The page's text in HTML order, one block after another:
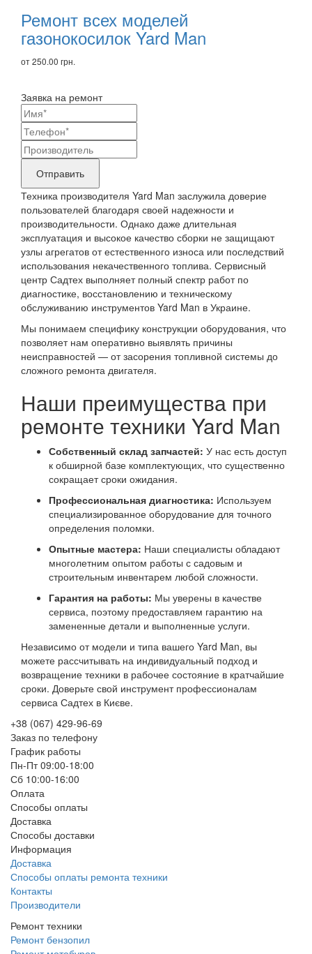
товары
Ремонт всех моделей
газонокосилок Yard Man
от 250.00 грн.
Заявка на ремонт
Ваши
контактные
данные
Название
бренда
продукта,
требующего
ремонта
Отправить
Техника производителя Yard Man заслужила доверие
пользователей благодаря своей надежности и
производительности. Однако даже длительная
эксплуатация и высокое качество сборки не защищают
узлы агрегатов от естественного износа или последствий
использования некачественного топлива. Сервисный
центр Садтех выполняет полный спектр работ по
диагностике, восстановлению и техническому
обслуживанию инструментов Yard Man в Украине.
Мы понимаем специфику конструкции оборудования, что
позволяет нам оперативно выявлять причины
неисправностей — от засорения топливной системы до
сложного ремонта двигателя.
Наши преимущества при
ремонте техники Yard Man
Собственный склад запчастей: У нас есть доступ
к обширной базе комплектующих, что существенно
сокращает сроки ожидания.
Профессиональная диагностика: Используем
специализированное оборудование для точного
определения поломки.
Опытные мастера: Наши специалисты обладают
многолетним опытом работы с садовым и
строительным инвентарем любой сложности.
Гарантия на работы: Мы уверены в качестве
сервиса, поэтому предоставляем гарантию на
замененные детали и выполненные услуги.
Независимо от модели и типа вашего Yard Man, вы
можете рассчитывать на индивидуальный подход и
возвращение техники в рабочее состояние в кратчайшие
сроки. Доверьте свой инструмент профессионалам
сервиса Садтех в Києве.
+38 (067) 429-96-69
Заказ по телефону
График работы
Пн-Пт 09:00-18:00
Сб 10:00-16:00
Оплата
Способы оплаты
Доставка
Способы доставки
Информация
Доставка
Способы оплаты ремонта техники
Контакты
Производители
Ремонт техники
Ремонт бензопил